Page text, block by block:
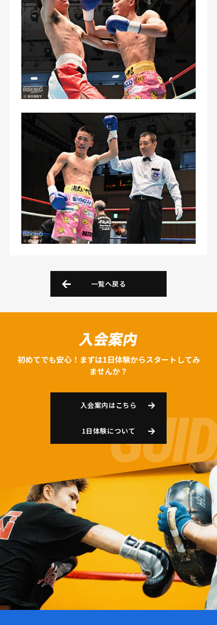
一覧へ戻る
入会案内
初めてでも安心！まずは1日体験からスタートしてみ
ませんか？
入会案内はこちら
1日体験について